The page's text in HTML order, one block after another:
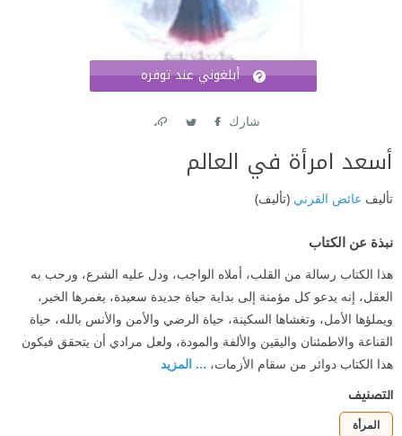
أبلغوني عند توفره
شارك
أسعد امرأة في العالم
تأليف عائض القرني (تأليف)
نبذة عن الكتاب
هذا الكتاب رسالة من القلب، أملاه الواجب، ودل عليه الشرع، ورحب به
العقل، إنه يدعو كل مؤمنة إلى بداية حياة جديدة سعيدة، يغمرها الخير،
ويملؤها الأمل، وتغشاها السكينة، حياة الرضي والأمن والأنس بالله، حياة
القناعة والاطمئنان واليقين والألفة والمودة، ولعل مرادي أن يتحقق فيكون
هذا الكتاب دوائر من سقام الأزمات، ... المزيد
التصنيف
المرأة